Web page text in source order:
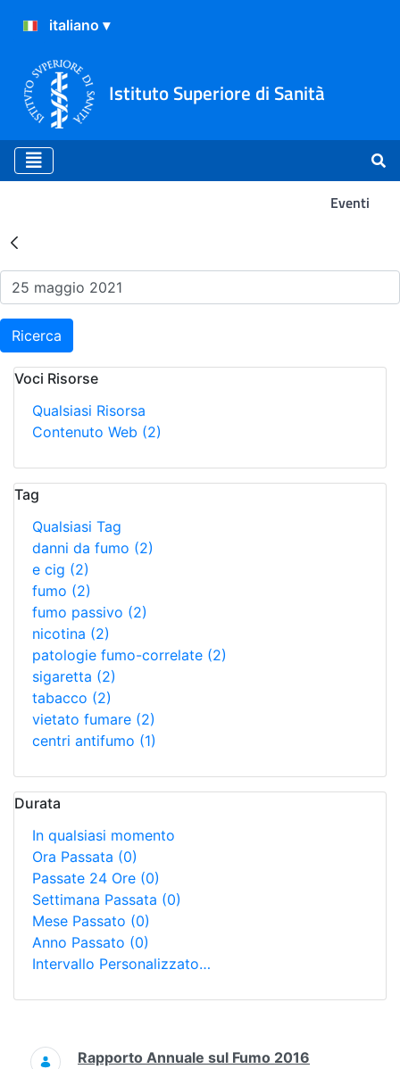
Istituto Superiore di Sanità
Eventi
Risultati della Ricerca -
Ricerca
Voci Risorse
Qualsiasi Risorsa
Contenuto Web (2)
Tag
Qualsiasi Tag
danni da fumo (2)
e cig (2)
fumo (2)
fumo passivo (2)
nicotina (2)
patologie fumo-correlate (2)
sigaretta (2)
tabacco (2)
vietato fumare (2)
centri antifumo (1)
Durata
In qualsiasi momento
Ora Passata (0)
Passate 24 Ore (0)
Settimana Passata (0)
Mese Passato (0)
Anno Passato (0)
Intervallo Personalizzato…
Ricerca
Rapporto Annuale sul Fumo 2016